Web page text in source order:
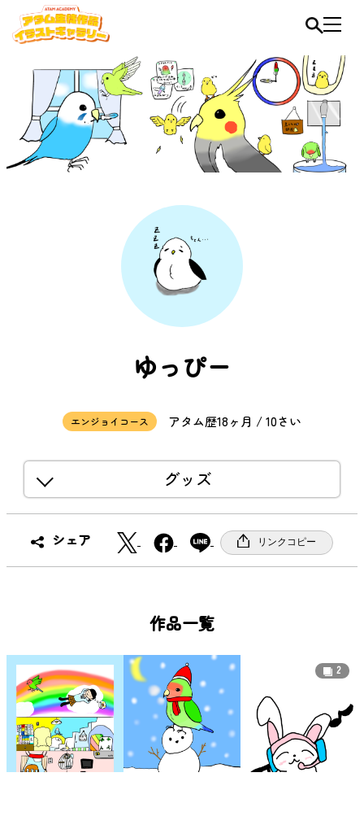
ゆっぴー
エンジョイコース アタム歴18ヶ月 / 10さい
グッズ
シェア
a
c
o
o
k
リンクコピー
作品一覧
2